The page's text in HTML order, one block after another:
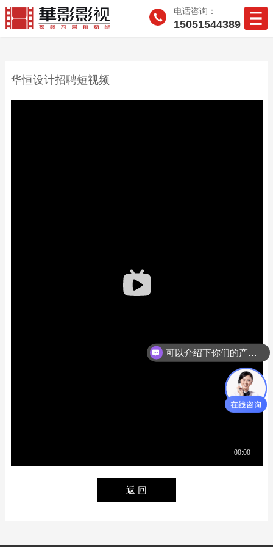
电话咨询：
15051544389
华恒设计招聘短视频
可以介绍下你们的产品么？